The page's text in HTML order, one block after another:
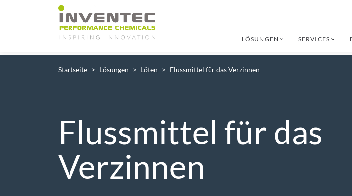
Main Navigation LÖSUNGEN SERVICES
Startseite Lösungen Löten Flussmittel für das Verzinnen
Flussmittel für das
Verzinnen